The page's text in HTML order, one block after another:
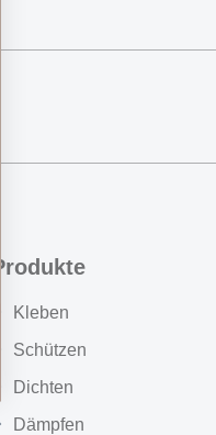
Produkte
Kleben
Schützen
Dichten
Dämpfen